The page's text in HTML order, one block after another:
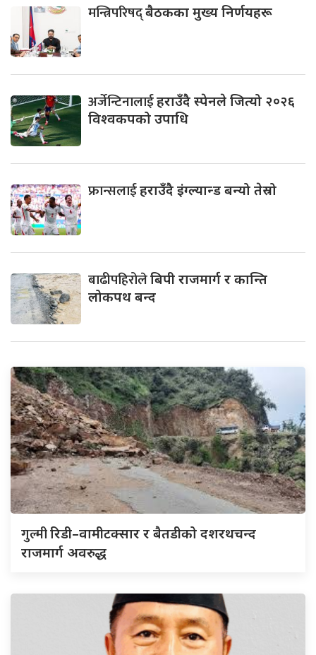
मन्त्रिपरिषद्बैठकका मुख्य निर्णयहरू
अर्जेन्टिनालाईहराउँदै स्पेनले जित्यो २०२६
विश्वकपको उपाधि
फ्रान्सलाईहराउँदै इंग्ल्यान्ड बन्यो तेस्रो
बाढीपहिरोलेबिपी राजमार्ग र कान्ति
लोकपथ बन्द
गुल्मीरिडी–वामीटक्सार र बैतडीको दशरथचन्द
राजमार्ग अवरुद्ध